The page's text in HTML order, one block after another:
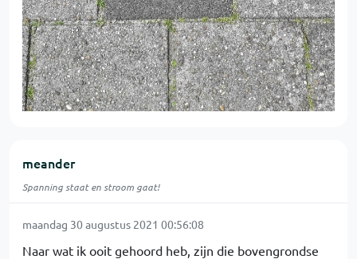
meander
Spanning staat en stroom gaat!
maandag 30 augustus 2021 00:56:08
Naar wat ik ooit gehoord heb, zijn die bovengrondse